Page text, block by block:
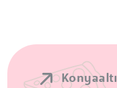
Konyaaltı